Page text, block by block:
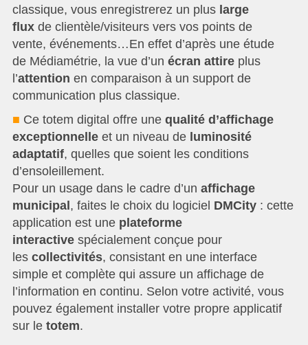
classique, vous enregistrerez un plus large
flux de clientèle/visiteurs vers vos points de
vente, événements…En effet d’après une étude
de Médiamétrie, la vue d’unécran attire plus
l’attention en comparaison à un support de
communication plus classique.
■ Ce totem digital offre unequalité d’affichage
exceptionnelle et un niveau de luminosité
adaptatif, quelles que soient les conditions
d’ensoleillement.
Pour un usage dans le cadre d’unaffichage
municipal, faites le choix du logiciel DMCity : cette
application est une plateforme
interactive spécialement conçue pour
lescollectivités, consistant en une interface
simple et complète qui assure un affichage de
l’information en continu. Selon votre activité, vous
pouvez également installer votre propre applicatif
sur le totem.